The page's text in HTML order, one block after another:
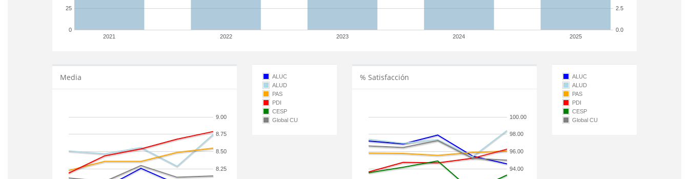
2021 2022 2023 2024 2025
0
25
0.0
2.5
Media
8.25
8.50
8.75
9.00
ALUC
ALUD
PAS
PDI
CESP
Global CU
% Satisfacción
94.00
96.00
98.00
100.00
ALUC
ALUD
PAS
PDI
CESP
Global CU